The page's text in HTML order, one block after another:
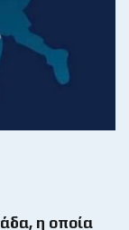
η οποία